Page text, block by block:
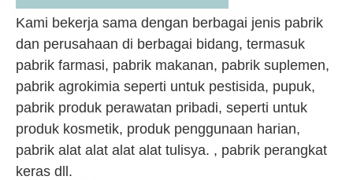
Kami bekerja sama dengan berbagai jenis pabrik
dan perusahaan di berbagai bidang, termasuk
pabrik farmasi, pabrik makanan, pabrik suplemen,
pabrik agrokimia seperti untuk pestisida, pupuk,
pabrik produk perawatan pribadi, seperti untuk
produk kosmetik, produk penggunaan harian,
pabrik alat alat alat alat tulisya. , pabrik perangkat
keras dll.